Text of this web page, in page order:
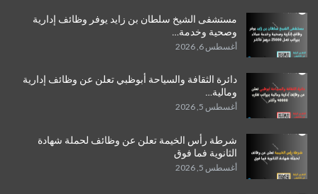
مستشفى الشيخ سلطان بن زايد يوفر وظائف إدارية
وصحية وخدمة…
أغسطس 6, 2026
دائرة الثقافة والسياحة أبوظبي تعلن عن وظائف إدارية
ومالية…
أغسطس 5, 2026
شرطة رأس الخيمة تعلن عن وظائف لحملة شهادة
الثانوية فما فوق
أغسطس 5, 2026